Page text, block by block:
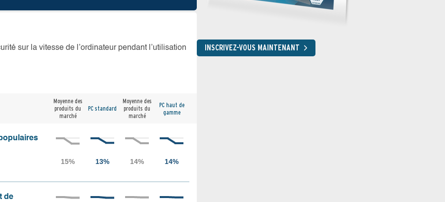
sur la vitesse de l’ordinateur pendant l’utilisation
Moyenne des
produits du
marché
PC standard
Moyenne des
produits du
marché
PC haut de
gamme
de
INSCRIVEZ-VOUS MAINTENANT